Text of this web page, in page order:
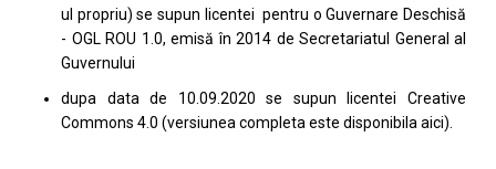
ul propriu) se supun licentei pentru o Guvernare Deschisă
- OGL ROU 1.0, emisă în 2014 de Secretariatul General al
Guvernului
dupa data de 10.09.2020 se supun licentei Creative
Commons 4.0 (versiunea completa este disponibila aici).